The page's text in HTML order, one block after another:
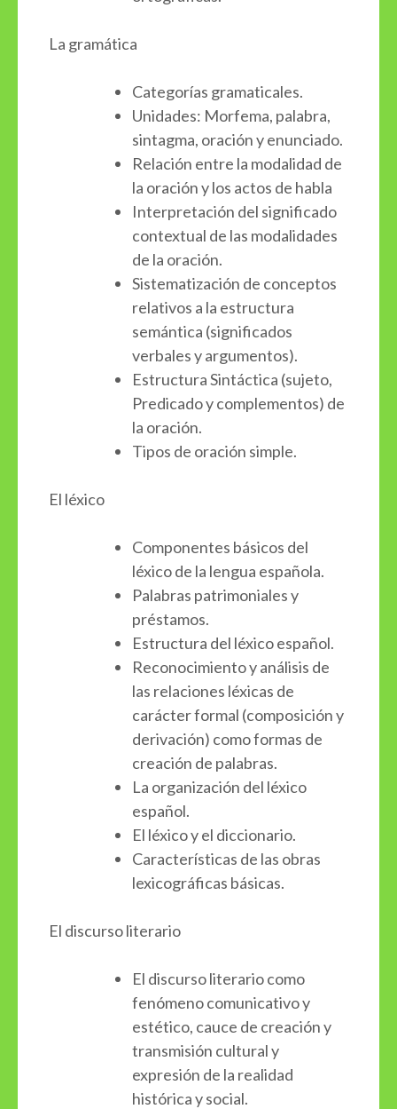
La gramática
Categorías gramaticales.
Unidades: Morfema, palabra,
sintagma, oración y enunciado.
Relación entre la modalidad de
la oración y los actos de habla
Interpretación del significado
contextual de las modalidades
de la oración.
Sistematización de conceptos
relativos a la estructura
semántica (significados
verbales y argumentos).
Estructura Sintáctica (sujeto,
Predicado y complementos) de
la oración.
Tipos de oración simple.
El léxico
Componentes básicos del
léxico de la lengua española.
Palabras patrimoniales y
préstamos.
Estructura del léxico español.
Reconocimiento y análisis de
las relaciones léxicas de
carácter formal (composición y
derivación) como formas de
creación de palabras.
La organización del léxico
español.
El léxico y el diccionario.
Características de las obras
lexicográficas básicas.
El discurso literario
El discurso literario como
fenómeno comunicativo y
estético, cauce de creación y
transmisión cultural y
expresión de la realidad
histórica y social.